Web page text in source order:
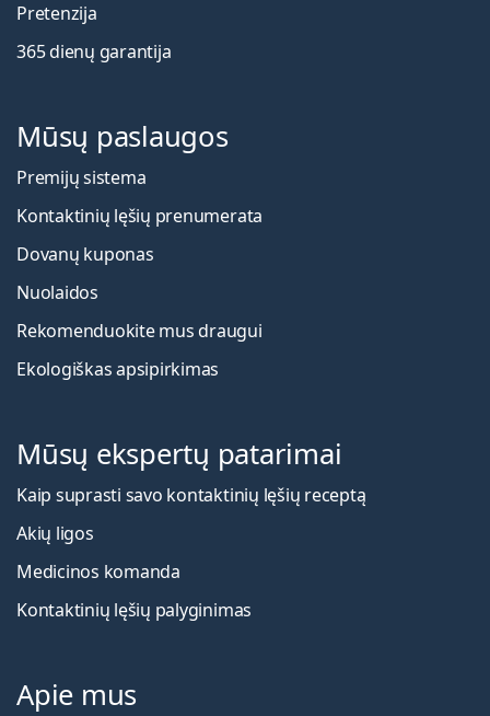
Pretenzija
365 dienų garantija
Mūsų paslaugos
Premijų sistema
Kontaktinių lęšių prenumerata
Dovanų kuponas
Nuolaidos
Rekomenduokite mus draugui
Ekologiškas apsipirkimas
Mūsų ekspertų patarimai
Kaip suprasti savo kontaktinių lęšių receptą
Akių ligos
Medicinos komanda
Kontaktinių lęšių palyginimas
Apie mus